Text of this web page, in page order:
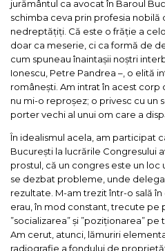
jurământul ca avocat în Baroul
schimba ceva prin profesia
nedreptățiți. Că este o frăție a
doar ca meserie, ci ca formă de
cum spuneau înaintașii noștri
Ionescu, Petre Pandrea –, o elită
românești. Am intrat în acest corp
nu mi-o reproșez; o privesc cu un
porter vechi al unui om care a
În idealismul acela, am participat
București la lucrările Congresului
prostul, că un congres este un loc
se dezbat probleme, unde
rezultate. M-am trezit într-o sală
erau, în mod constant, trecute pe
”socializarea” și ”poziționarea”
Am cerut, atunci, lămuriri
radiografie a fondului de